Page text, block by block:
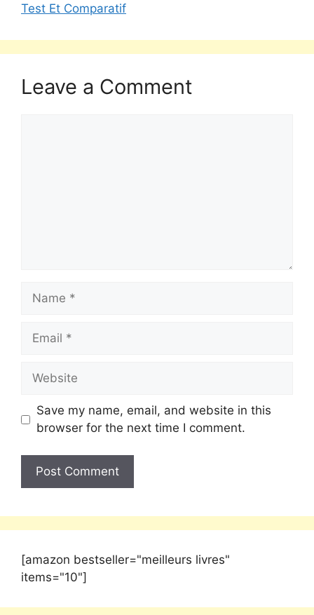
Test Et Comparatif
Leave a Comment
Save my name, email, and website in this
browser for the next time I comment.
[amazon bestseller="meilleurs livres"
items="10"]